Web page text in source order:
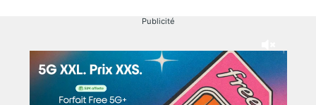
Publicité